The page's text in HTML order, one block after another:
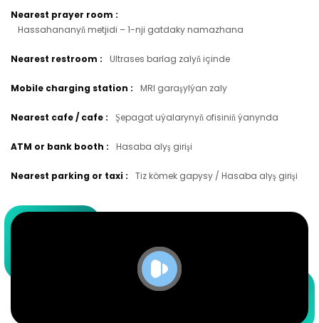
Nearest prayer room :
Hassahananyň metjidi – 1-nji gatdaky namazhana
Nearest restroom : Ultrases barlag zalyň içinde
Mobile charging station : MRI garaşylýan zaly
Nearest cafe / cafe : Şepagat uýalarynyň ofisiniň ýanynda
ATM or bank booth : Hasaba alyş girişi
Nearest parking or taxi : Tiz kömek gapysy / Hasaba alyş girişi